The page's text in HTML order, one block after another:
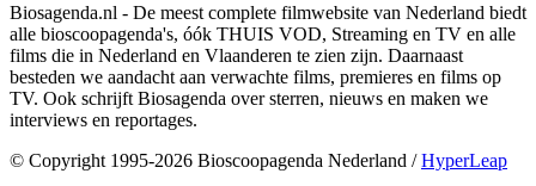
Biosagenda.nl - De meest complete filmwebsite van Nederland biedt
alle bioscoopagenda's, óók THUIS VOD, Streaming en TV en alle
films die in Nederland en Vlaanderen te zien zijn. Daarnaast
besteden we aandacht aan verwachte films, premieres en films op
TV. Ook schrijft Biosagenda over sterren, nieuws en maken we
interviews en reportages.
© Copyright 1995-2026 Bioscoopagenda Nederland /HyperLeap